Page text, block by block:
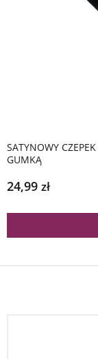
SATYNOWY
GUMKĄ
24,99 zł